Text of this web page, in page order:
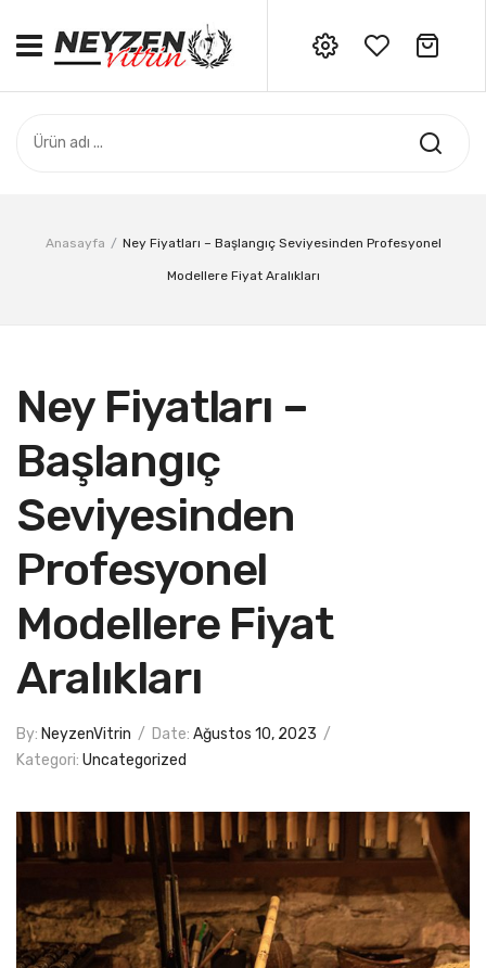
ANASAYFA
ADANA CEYHAN SERI
No products in the cart.
Anasayfa / Ney Fiyatları – Başlangıç Seviyesinden Profesyonel
Modellere Fiyat Aralıkları
Ney Fiyatları –
Başlangıç
Seviyesinden
Profesyonel
Modellere Fiyat
Aralıkları
By: NeyzenVitrin / Date: Ağustos 10, 2023 /
Kategori: Uncategorized